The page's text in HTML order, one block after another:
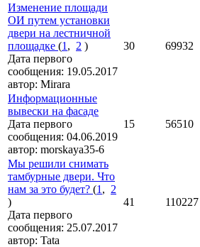
Изменение площади
ОИ путем установки
двери на лестничной
площадке (1 , 2 )
Дата первого
сообщения: 19.05.2017
автор: Mirara
30 69932
Информационные
вывески на фасаде
Дата первого
сообщения: 04.06.2019
автор: morskaya35-6
15 56510
Мы решили снимать
тамбурные двери. Что
нам за это будет? (1 , 2
)
Дата первого
сообщения: 25.07.2017
автор: Tata
41 110227